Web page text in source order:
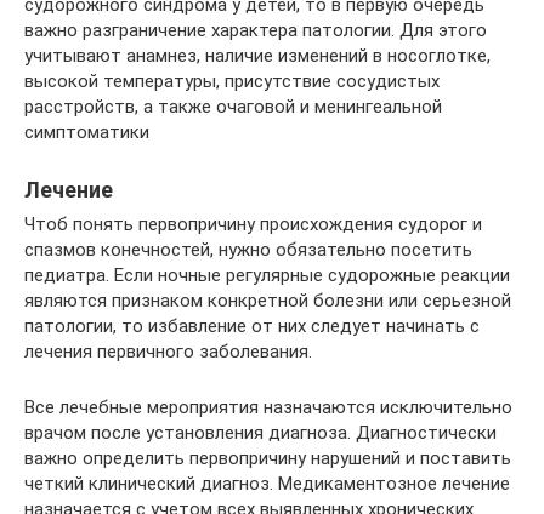
судорожного синдрома у детей, то в первую очередь
важно разграничение характера патологии. Для этого
учитывают анамнез, наличие изменений в носоглотке,
высокой температуры, присутствие сосудистых
расстройств, а также очаговой и менингеальной
симптоматики
Лечение
Чтоб понять первопричину происхождения судорог и
спазмов конечностей, нужно обязательно посетить
педиатра. Если ночные регулярные судорожные реакции
являются признаком конкретной болезни или серьезной
патологии, то избавление от них следует начинать с
лечения первичного заболевания.
Все лечебные мероприятия назначаются исключительно
врачом после установления диагноза. Диагностически
важно определить первопричину нарушений и поставить
четкий клинический диагноз. Медикаментозное лечение